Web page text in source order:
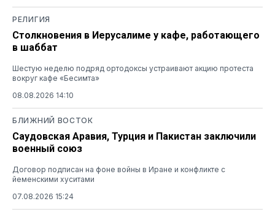
РЕЛИГИЯ
Столкновения в Иерусалиме у кафе, работающего
в шаббат
Шестую неделю подряд ортодоксы устраивают акцию протеста
вокруг кафе «Бесимта»
08.08.2026 14:10
БЛИЖНИЙ ВОСТОК
Саудовская Аравия, Турция и Пакистан заключили
военный союз
Договор подписан на фоне войны в Иране и конфликте с
йеменскими хуситами
07.08.2026 15:24